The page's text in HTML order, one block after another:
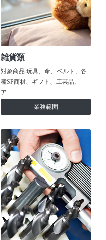
雑貨類
対象商品 玩具、傘、ベルト、各
種SP商材、ギフト、工芸品、
ア…
業務範囲